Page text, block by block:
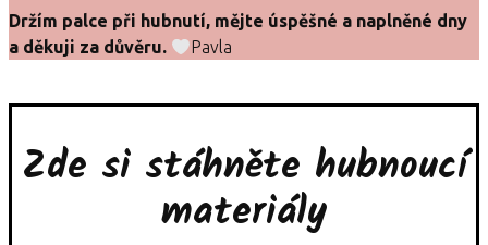
Držím palce při hubnutí, mějte úspěšné a naplněné dny
a děkuji za důvěru.
Pavla
Zde si stáhněte hubnoucí
materiály